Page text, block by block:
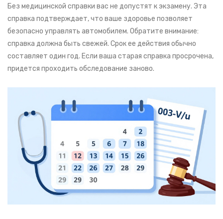
Без медицинской справки вас не допустят к экзамену. Эта
справка подтверждает, что ваше здоровье позволяет
безопасно управлять автомобилем. Обратите внимание:
справка должна быть свежей. Срок ее действия обычно
составляет один год. Если ваша старая справка просрочена,
придется проходить обследование заново.